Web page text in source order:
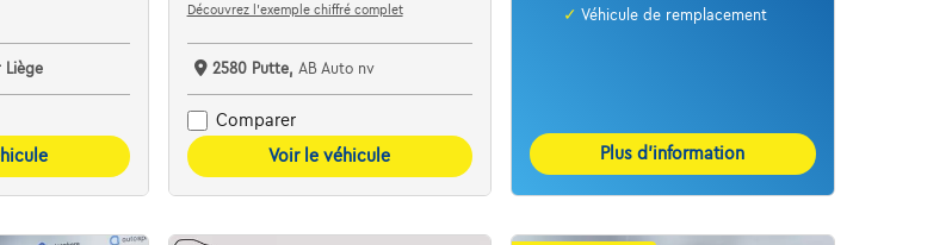
Liège
Découvrez l’exemple chiffré complet
2580 Putte, AB Auto nv
Comparer
Voir le véhicule
✓ Véhicule de remplacement
Plus d’information